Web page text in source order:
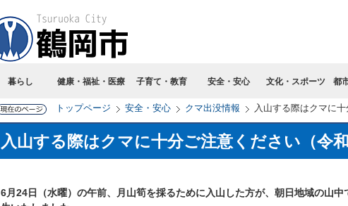
暮らし 健康・福祉・医療 子育て・教育 安全・安心 文化・スポーツ 都
トップページ 安全・安心 クマ出没情報 入山する際はクマに
入山する際はクマに十分ご注意ください（令和
6月24日（水曜）の午前、月山筍を採るために入山した方が、朝日地域の山